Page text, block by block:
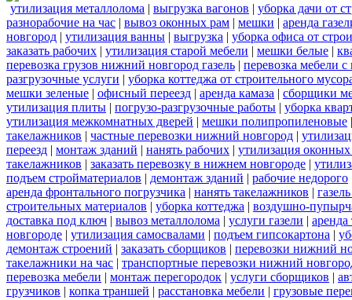
утилизация металлолома | выгрузка вагонов | уборка дачи от
разнорабочие на час | вывоз оконных рам | мешки | аренда
новгород | утилизация ванны | выгрузка | уборка офиса от
заказать рабочих | утилизация старой мебели | мешки белые |
перевозка грузов нижний новгород газель | перевозка мебели
разгрузочные услуги | уборка коттеджа от строительного
мешки зеленые | офисный переезд | аренда камаза | сборщики
утилизация плиты | погрузо-разгрузочные работы | уборка
утилизация межкомнатных дверей | мешки полипропиленовые
такелажников | частные перевозки нижний новгород |
переезд | монтаж зданий | нанять рабочих | утилизация
такелажников | заказать перевозку в нижнем новгороде |
подъем стройматериалов | демонтаж зданий | рабочие недорого
аренда фронтального погрузчика | нанять такелажников |
строительных материалов | уборка коттеджа | воздушно-
доставка под ключ | вывоз металлолома | услуги газели | аренда
новгороде | утилизация самосвалами | подъем гипсокартона |
демонтаж строений | заказать сборщиков | перевозки нижний
такелажники на час | транспортные перевозки нижний
перевозка мебели | монтаж перегородок | услуги сборщиков |
грузчиков | копка траншей | расстановка мебели | грузовые